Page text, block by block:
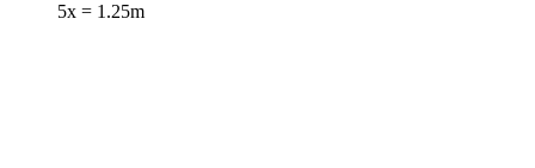
5x = 1.25m